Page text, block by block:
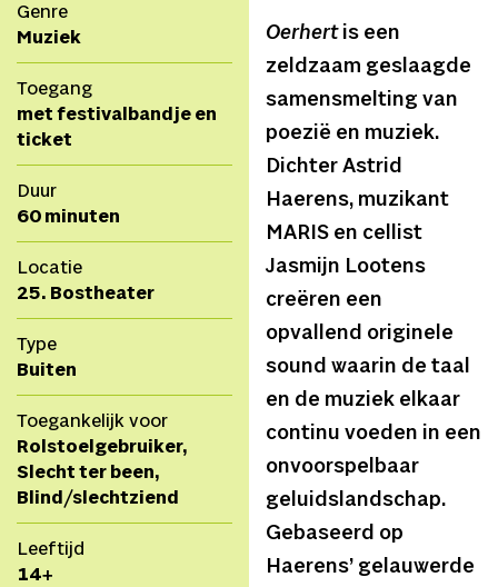
Genre
Muziek
Toegang
met festivalbandje en
ticket
Duur
60 minuten
Locatie
25. Bostheater
Type
Buiten
Toegankelijk voor
Rolstoelgebruiker,
Slecht ter been,
Blind/slechtziend
Leeftijd
14+
Oerhertis een
zeldzaam geslaagde
samensmelting van
poezië en muziek.
Dichter Astrid
Haerens, muzikant
MARIS en cellist
Jasmijn Lootens
creëren een
opvallend originele
sound waarin de taal
en de muziek elkaar
continu voeden in een
onvoorspelbaar
geluidslandschap.
Gebaseerd op
Haerens’ gelauwerde